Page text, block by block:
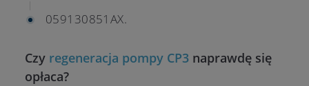
059130851AX.
Czy regeneracja pompy CP3 naprawdę się
opłaca?